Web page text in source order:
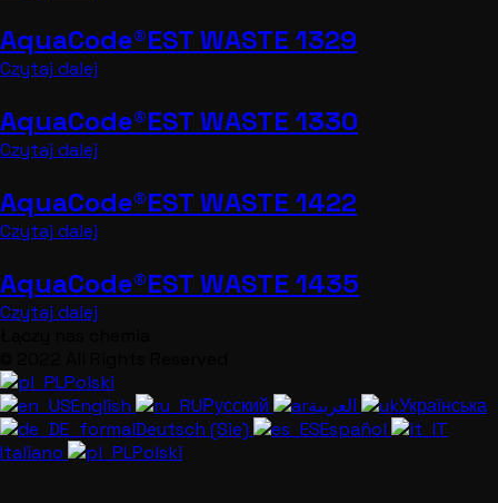
AquaCode®EST WASTE 1329
Czytaj dalej
AquaCode®EST WASTE 1330
Czytaj dalej
AquaCode®EST WASTE 1422
Czytaj dalej
AquaCode®EST WASTE 1435
Czytaj dalej
Polski
English
Русский
Українська
Deutsch (Sie)
Español
Italiano
Polski